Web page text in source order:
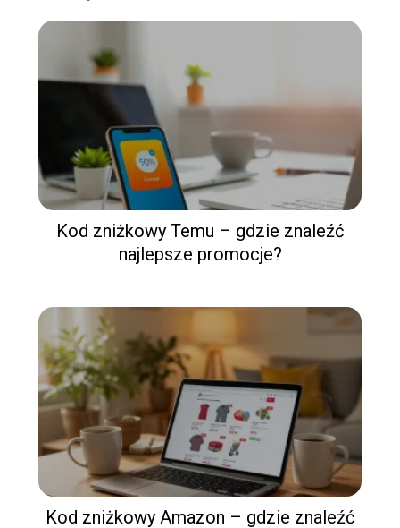
Kod zniżkowy Temu – gdzie znaleźć
najlepsze promocje?
Kod zniżkowy Amazon – gdzie znaleźć